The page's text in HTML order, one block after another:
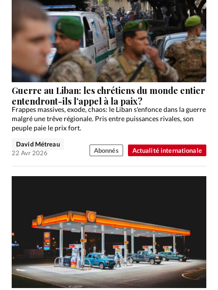
Actualité internationale
Guerre au Liban: les chrétiens du monde entier
entendront-ils l’appel à la paix?
Frappes massives, exode, chaos: le Liban s'enfonce dans la guerre
malgré une trêve régionale. Pris entre puissances rivales, son
peuple paie le prix fort.
David Métreau
22 Avr 2026
Abonnés